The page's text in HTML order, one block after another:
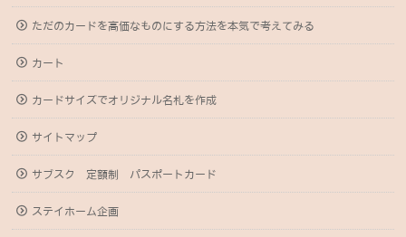
ただのカードを高価なものにする方法を本気で考えてみる
カート
カードサイズでオリジナル名札を作成
サイトマップ
サブスク 定額制 パスポートカード
ステイホーム企画